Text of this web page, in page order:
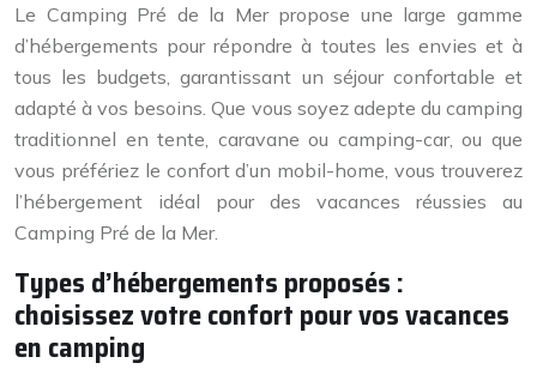
Le Camping Pré de la Mer propose une large gamme
d’hébergements pour répondre à toutes les envies et à
tous les budgets, garantissant un séjour confortable et
adapté à vos besoins. Que vous soyez adepte du camping
traditionnel en tente, caravane ou camping-car, ou que
vous préfériez le confort d’un mobil-home, vous trouverez
l’hébergement idéal pour des vacances réussies au
Camping Pré de la Mer.
Types d’hébergements proposés :
choisissez votre confort pour vos vacances
en camping